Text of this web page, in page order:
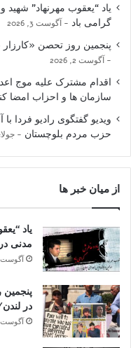
یاد “یعقوب مهرنهاد”
گرامی باد
آگوست 3, 2026
پنجمین روز تحصن
آگوست 2, 2026
اقدام مشترک علیه موج
سازمان ها و احزاب امضا
ویدیو گفتگوی رادیو فردا
حزب مردم بلوچستان
جولای
از میان خبر ها
یاد
مدنی
آگوست 3, 2026
پنجمین
در
آگوست 2, 2026